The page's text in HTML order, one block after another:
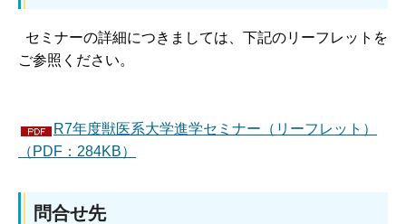
セミナーの詳細につきましては、下記のリーフレットを
ご参照ください。
R7年度獣医系大学進学セミナー（リーフレット）
（PDF：284KB）
問合せ先